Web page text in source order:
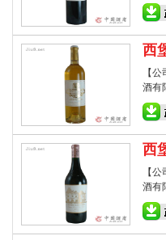
西
【
酒有
西
【
酒有